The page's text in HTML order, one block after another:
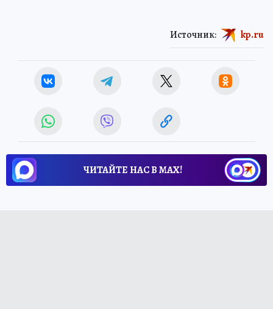
Источник: kp.ru
ЧИТАЙТЕ НАС В МАХ!